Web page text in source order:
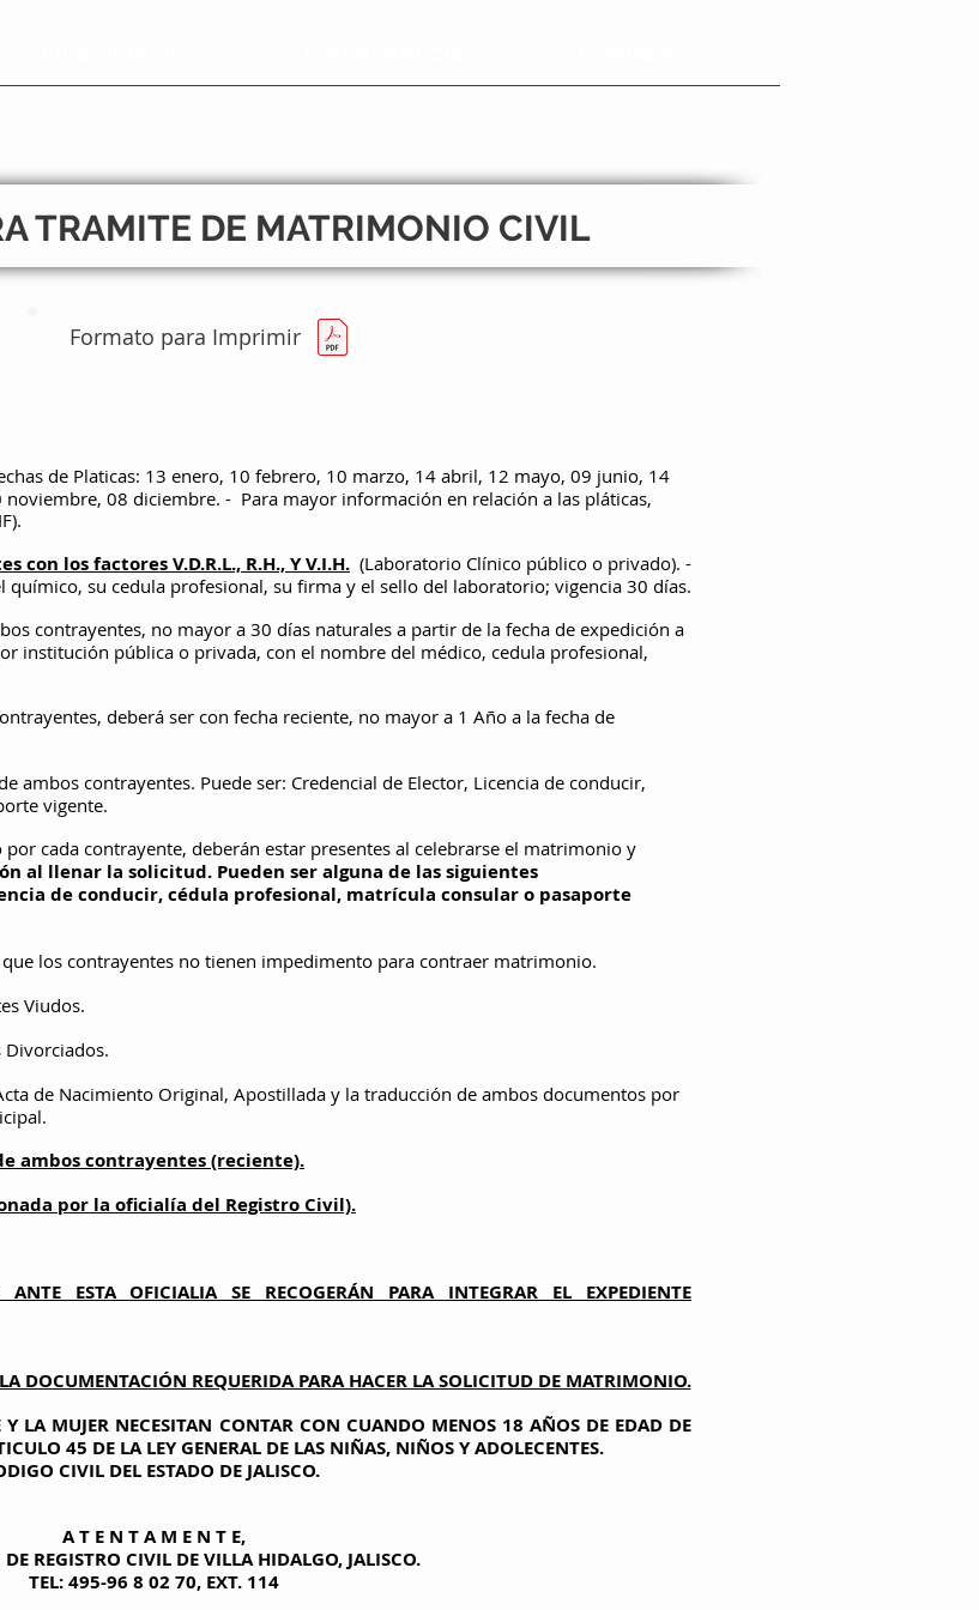
TRAMITE DE MATRIMONIO CIVIL
Formato para Imprimir
de Platicas: 13 enero, 10 febrero, 10 marzo, 14 abril, 12 mayo, 09 junio, 14
08 diciembre. - Para mayor información en relación a las pláticas,
los factores V.D.R.L., R.H., Y V.I.H. (Laboratorio Clínico público o privado). -
su cedula profesional, su firma y el sello del laboratorio; vigencia 30 días.
contrayentes, no mayor a 30 días naturales a partir de la fecha de expedición a
institución pública o privada, con el nombre del médico, cedula profesional,
deberá ser con fecha reciente, no mayor a 1 Año a la fecha de
ambos contrayentes. Puede ser: Credencial de Elector, Licencia de conducir,
vigente.
por cada contrayente, deberán estar presentes al celebrarse el matrimonio y
al llenar la solicitud. Pueden ser alguna de las siguientes
de conducir, cédula profesional, matrícula consular o pasaporte
los contrayentes no tienen impedimento para contraer matrimonio.
Viudos.
Divorciados.
de Nacimiento Original, Apostillada y la traducción de ambos documentos por
ambos contrayentes (reciente).
por la oficialía del Registro Civil).
ANTE ESTA OFICIALIA SE RECOGERÁN PARA INTEGRAR EL EXPEDIENTE
DOCUMENTACIÓN REQUERIDA PARA HACER LA SOLICITUD DE MATRIMONIO.
LA MUJER NECESITAN CONTAR CON CUANDO MENOS 18 AÑOS DE EDAD DE
45 DE LA LEY GENERAL DE LAS NIÑAS, NIÑOS Y ADOLECENTES.
CIVIL DEL ESTADO DE JALISCO.
A T E N T A M E N T E,
REGISTRO CIVIL DE VILLA HIDALGO, JALISCO.
TEL: 495-96 8 02 70, EXT. 114